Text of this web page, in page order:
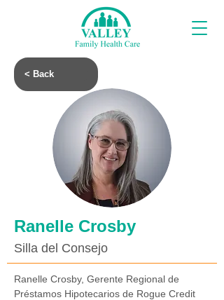
< Back
Ranelle Crosby
Silla del Consejo
Ranelle Crosby, Gerente Regional de
Préstamos Hipotecarios de Rogue Credit